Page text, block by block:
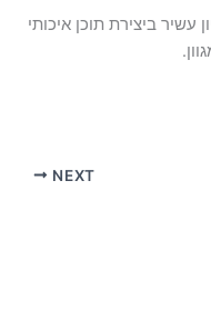
עשיר ביצירת תוכן איכותי
NEXT